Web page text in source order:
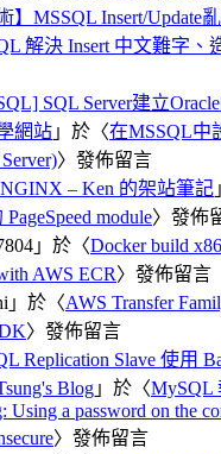
】MSSQL Insert/Update
解決 Insert 中文難字、
SQL Server建立
網站 」於〈在MSSQL中
〉發佈留言
– Ken 的架站筆記
module〉發佈
」於〈Docker build
AWS ECR〉發佈留言
」於〈AWS Transfer
〉發佈留言
Replication Slave 使用
Blog 」於〈MySQL
Using a password on the
〉發佈留言